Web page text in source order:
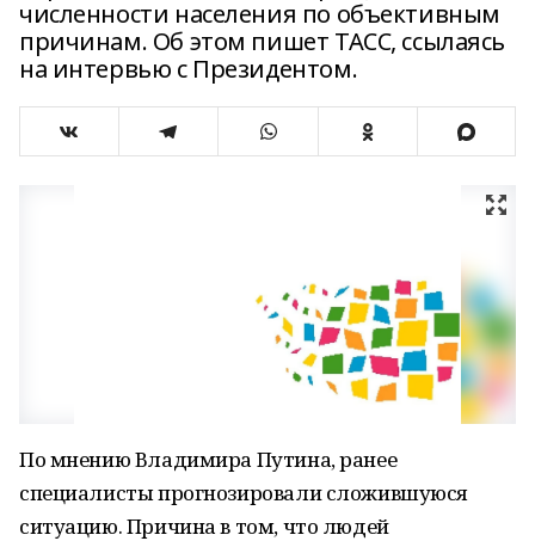
численности населения по объективным
причинам. Об этом пишет ТАСС, ссылаясь
на интервью с Президентом.
По мнению Владимира Путина, ранее
специалисты прогнозировали сложившуюся
ситуацию. Причина в том, что людей